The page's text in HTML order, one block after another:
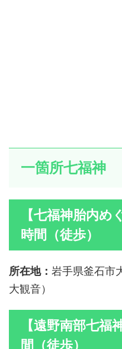
一箇所七福神
【七福神胎内め
時間（徒歩）
所在地： 岩手県釜石市
大観音）
【遠野南部七福
間（徒歩）